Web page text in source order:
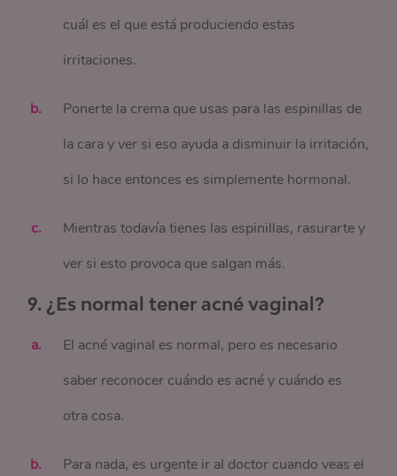
cuál es el que está produciendo estas
irritaciones.
Ponerte la crema que usas para las espinillas de
la cara y ver si eso ayuda a disminuir la irritación,
si lo hace entonces es simplemente hormonal.
Mientras todavía tienes las espinillas, rasurarte y
ver si esto provoca que salgan más.
9. ¿Es normal tener acné vaginal?
El acné vaginal es normal, pero es necesario
saber reconocer cuándo es acné y cuándo es
otra cosa.
Para nada, es urgente ir al doctor cuando veas el